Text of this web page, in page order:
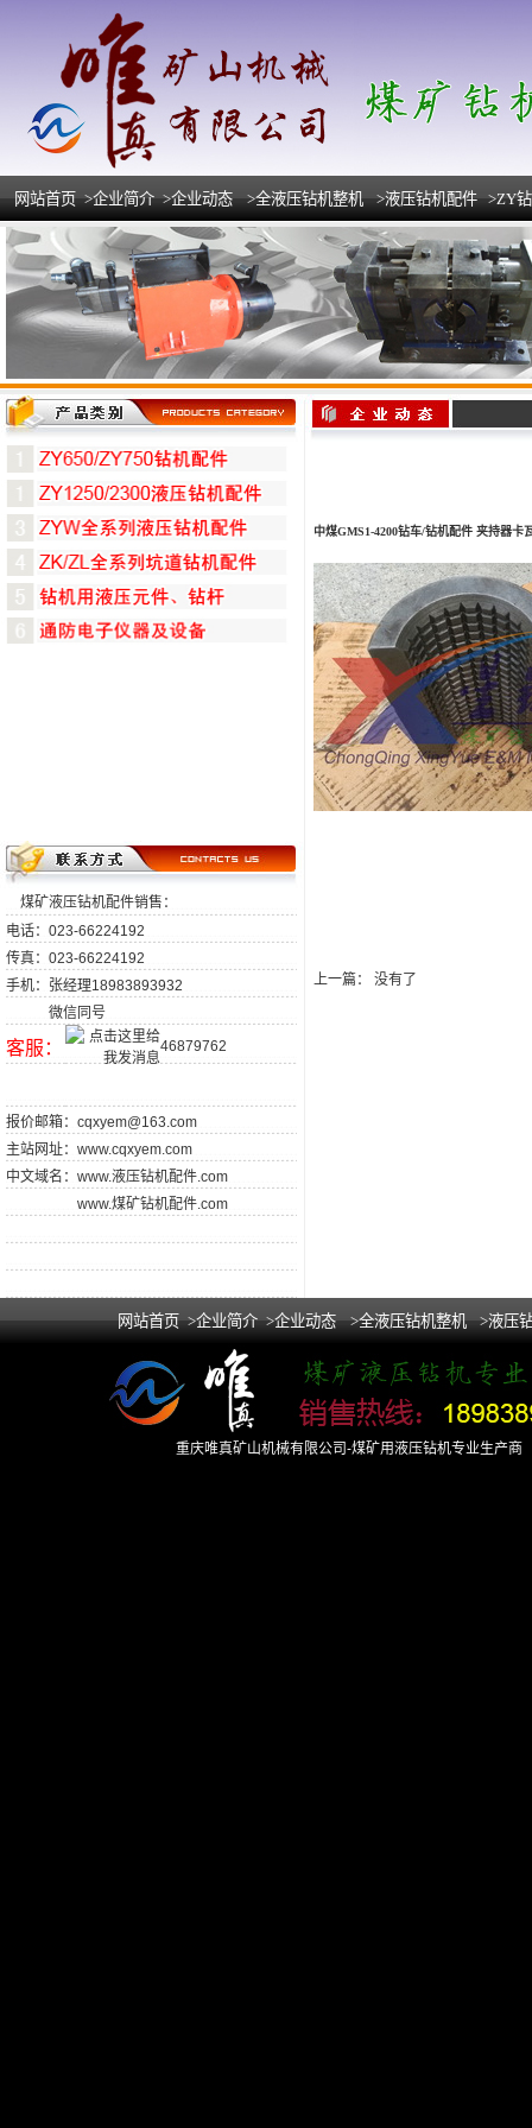
网站首页 >企业简介 >企业动态 >全液压钻机整机 >液压钻机配件 >ZY
煤矿液压钻机配件销售：
电话：023-66224192
传真：023-66224192
手机：张经理18983893932
微信同号
客服： 46879762
报价邮箱： cqxyem@163.com
主站网址： www.cqxyem.com
中文域名： www.液压钻机配件.com
www.煤矿钻机配件.com
中煤GMS1-4200钻车/钻机配件 夹持器卡
上一篇： 没有了
网站首页 >企业简介 >企业动态 >全液压钻机整机 >液压
重庆唯真矿山机械有限公司-煤矿用液压钻机专业生